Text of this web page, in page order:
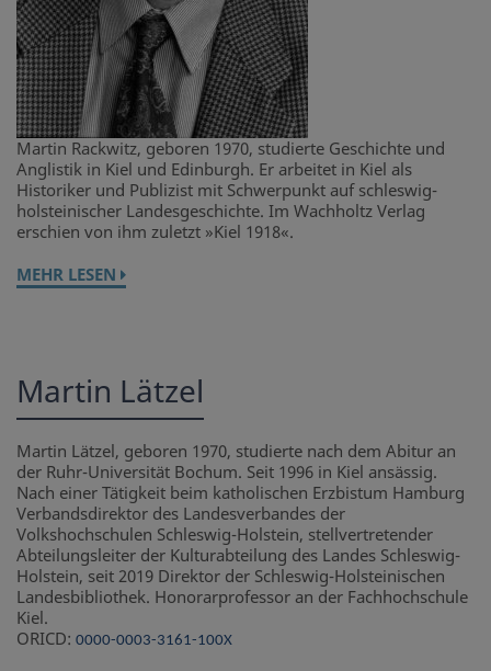
Martin Rackwitz, geboren 1970, studierte Geschichte und
Anglistik in Kiel und Edinburgh. Er arbeitet in Kiel als
Historiker und Publizist mit Schwerpunkt auf schleswig-
holsteinischer Landesgeschichte. Im Wachholtz Verlag
erschien von ihm zuletzt »Kiel 1918«.
MEHR LESEN
Martin Lätzel
Martin Lätzel, geboren 1970, studierte nach dem Abitur an
der Ruhr-Universität Bochum. Seit 1996 in Kiel ansässig.
Nach einer Tätigkeit beim katholischen Erzbistum Hamburg
Verbandsdirektor des Landesverbandes der
Volkshochschulen Schleswig-Holstein, stellvertretender
Abteilungsleiter der Kulturabteilung des Landes Schleswig-
Holstein, seit 2019 Direktor der Schleswig-Holsteinischen
Landesbibliothek. Honorarprofessor an der Fachhochschule
Kiel.
ORICD: 0000-0003-3161-100X